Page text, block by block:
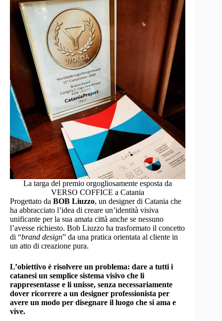
La targa del premio orgogliosamente esposta da
VERSO COFFICE a Catania
Progettato da BOB Liuzzo, un designer di Catania che
ha abbracciato l’idea di creare un’identità visiva
unificante per la sua amata città anche se nessuno
l’avesse richiesto. Bob Liuzzo ha trasformato il concetto
di “brand design” da una pratica orientata al cliente in
un atto di creazione pura.
L’obiettivo è risolvere un problema: dare a tutti i
catanesi un semplice sistema visivo che li
rappresentasse e li unisse, senza necessariamente
dover ricorrere a un designer professionista per
avere un modo per disegnare il luogo che si ama e
vive.